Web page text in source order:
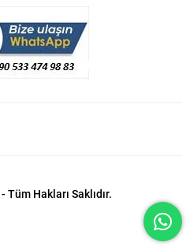
Hakları Saklıdır.